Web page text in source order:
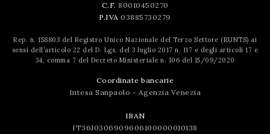
C.F. 80010450270
P.IVA 03885730279
Rep. n. 158803 del Registro Unico Nazionale del Terzo Settore (RUNTS) ai
sensi dell’articolo 22 del D. Lgs. del 3 luglio 2017 n. 117 e degli articoli 17 e
34, comma 7 del Decreto Ministeriale n. 106 del 15/09/2020
Coordinate bancarie
Intesa Sanpaolo - Agenzia Venezia
IBAN
IT36J0306909606100000010138